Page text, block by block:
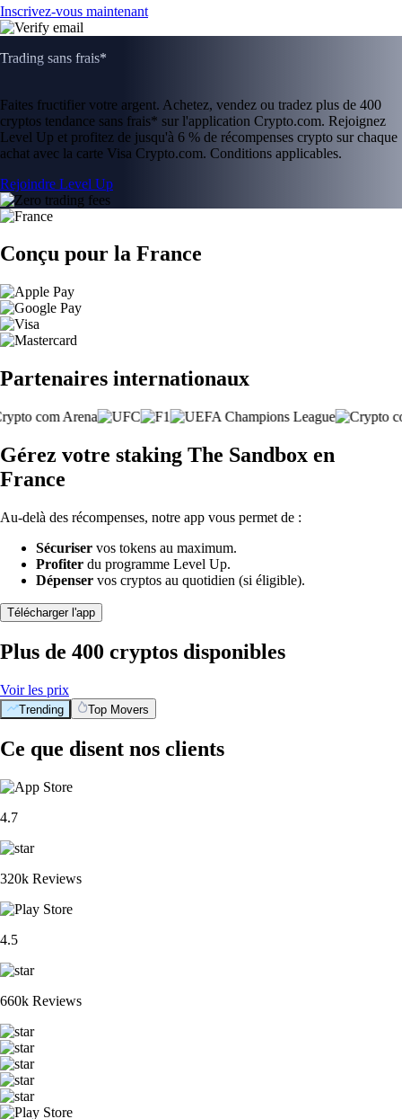
Inscrivez-vous maintenant
Trading sans frais*
Faites fructifier votre argent. Achetez, vendez ou tradez plus de 400
cryptos tendance sans frais* sur l'application Crypto.com. Rejoignez
Level Up et profitez de jusqu'à 6 % de récompenses crypto sur chaque
achat avec la carte Visa Crypto.com. Conditions applicables.
Rejoindre Level Up
Conçu pour la France
Partenaires internationaux
Gérez votre staking The Sandbox en
France
Au-delà des récompenses, notre app vous permet de :
Sécuriser vos tokens au maximum.
Profiter du programme Level Up.
Dépenser vos cryptos au quotidien (si éligible).
Télécharger l'app
Plus de 400 cryptos disponibles
Voir les prix
Trending Top Movers
Ce que disent nos clients
4.7
320k Reviews
4.5
660k Reviews